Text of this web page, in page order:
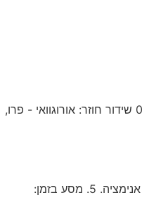
אורוגוואי - פרו (נשים) 06:00 - 07:45 שידור חוזר: אורוגוואי - פרו,
מ.ק. 22 - מסע בזמן 06:21 - 06:46 אנימציה. 5. מסע בזמן: